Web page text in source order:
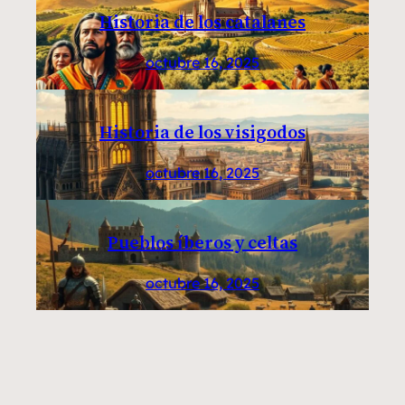
Historia de los catalanes
octubre 16, 2025
Historia de los visigodos
octubre 16, 2025
Pueblos íberos y celtas
octubre 16, 2025